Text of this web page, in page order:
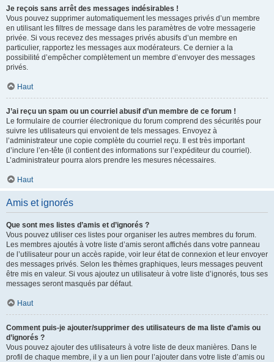
Je reçois sans arrêt des messages indésirables !
Vous pouvez supprimer automatiquement les messages privés d’un membre
en utilisant les filtres de message dans les paramètres de votre messagerie
privée. Si vous recevez des messages privés abusifs d’un membre en
particulier, rapportez les messages aux modérateurs. Ce dernier a la
possibilité d’empêcher complètement un membre d’envoyer des messages
privés.
Haut
J’ai reçu un spam ou un courriel abusif d’un membre de ce forum !
Le formulaire de courrier électronique du forum comprend des sécurités pour
suivre les utilisateurs qui envoient de tels messages. Envoyez à
l’administrateur une copie complète du courriel reçu. Il est très important
d’inclure l’en-tête (il contient des informations sur l’expéditeur du courriel).
L’administrateur pourra alors prendre les mesures nécessaires.
Haut
Amis et ignorés
Que sont mes listes d’amis et d’ignorés ?
Vous pouvez utiliser ces listes pour organiser les autres membres du forum.
Les membres ajoutés à votre liste d’amis seront affichés dans votre panneau
de l’utilisateur pour un accès rapide, voir leur état de connexion et leur envoyer
des messages privés. Selon les thèmes graphiques, leurs messages peuvent
être mis en valeur. Si vous ajoutez un utilisateur à votre liste d’ignorés, tous ses
messages seront masqués par défaut.
Haut
Comment puis-je ajouter/supprimer des utilisateurs de ma liste d’amis ou
d’ignorés ?
Vous pouvez ajouter des utilisateurs à votre liste de deux manières. Dans le
profil de chaque membre, il y a un lien pour l’ajouter dans votre liste d’amis ou